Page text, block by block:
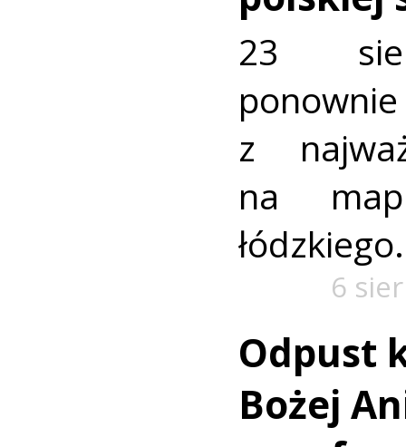
23
z
na
łódzkiego.
6
Odpust
Bożej